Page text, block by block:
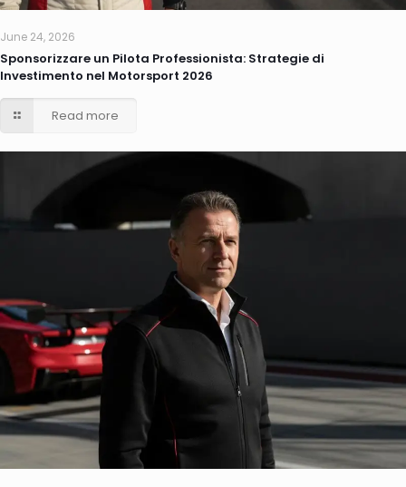
June 24, 2026
Sponsorizzare un Pilota Professionista: Strategie di
Investimento nel Motorsport 2026
Read more